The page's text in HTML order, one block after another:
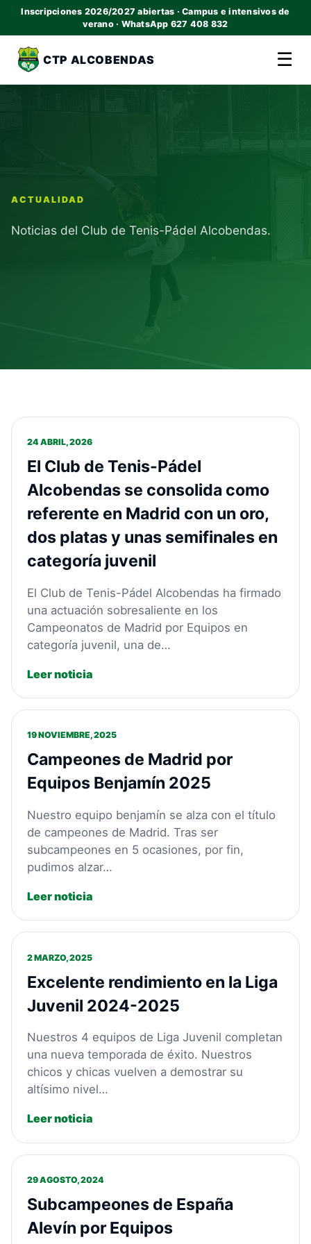
Inscripciones 2026/2027 abiertas · Campus e intensivos de
verano · WhatsApp 627 408 832
CTP ALCOBENDAS ☰
ACTUALIDAD
Noticias del Club de Tenis-Pádel Alcobendas.
24 ABRIL, 2026
El Club de Tenis-Pádel
Alcobendas se consolida como
referente en Madrid con un oro,
dos platas y unas semifinales en
categoría juvenil
El Club de Tenis-Pádel Alcobendas ha firmado
una actuación sobresaliente en los
Campeonatos de Madrid por Equipos en
categoría juvenil, una de…
Leer noticia
19 NOVIEMBRE, 2025
Campeones de Madrid por
Equipos Benjamín 2025
Nuestro equipo benjamín se alza con el título
de campeones de Madrid. Tras ser
subcampeones en 5 ocasiones, por fin,
pudimos alzar…
Leer noticia
2 MARZO, 2025
Excelente rendimiento en la Liga
Juvenil 2024-2025
Nuestros 4 equipos de Liga Juvenil completan
una nueva temporada de éxito. Nuestros
chicos y chicas vuelven a demostrar su
altísimo nivel…
Leer noticia
29 AGOSTO, 2024
Subcampeones de España
Alevín por Equipos